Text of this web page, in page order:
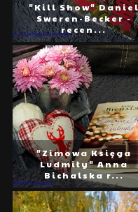
"Kill Show"
Sweren-Becker -
recen...
"Zimowa Księga
Ludmiły" Anna
Bichalska r...